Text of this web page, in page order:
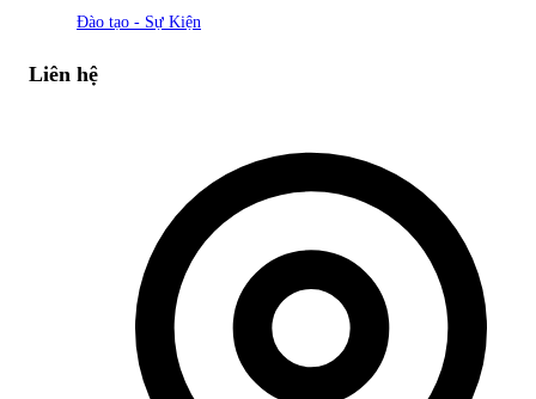
Đào tạo - Sự Kiện
Liên hệ